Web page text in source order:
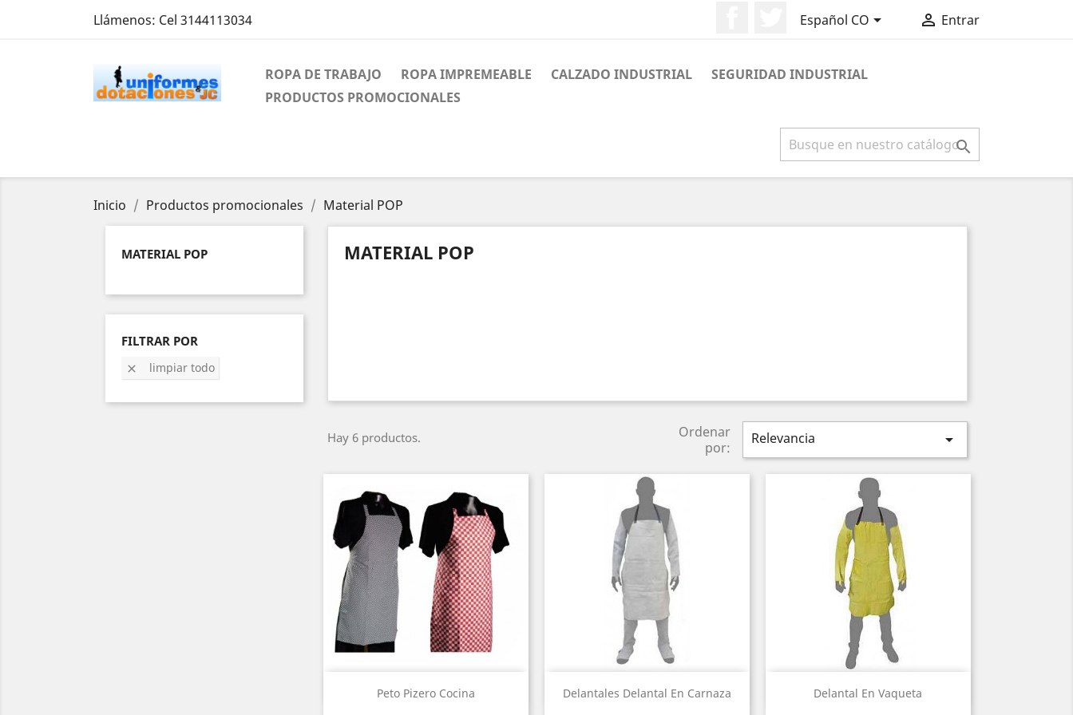
Llámenos: Cel 3144113034 Español CO  Entrar
ROPA DE TRABAJO ROPA IMPREMEABLE CALZADO INDUSTRIAL
SEGURIDAD INDUSTRIAL
PRODUCTOS PROMOCIONALES

Inicio Productos promocionales Material POP
MATERIAL POP
FILTRAR POR
 limpiar todo
MATERIAL POP
Hay 6 productos.
Ordenar
por:
Relevancia 
Peto Pizero Cocina
Vista rápida Delantales Delantal En Carnaza
 Vista rápida Delantal En Vaqueta
Vista rápida